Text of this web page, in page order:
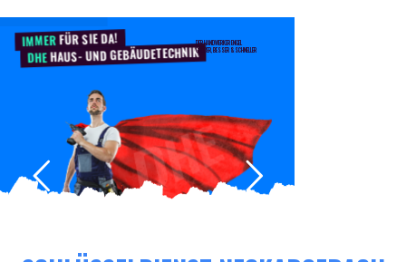
IMMERFÜR SIE DA!
DHEHAUS- UND GEBÄUDETECHNIK
DER HANDWERKER ENGEL
GRÖßER, BESSER & SCHNELLER